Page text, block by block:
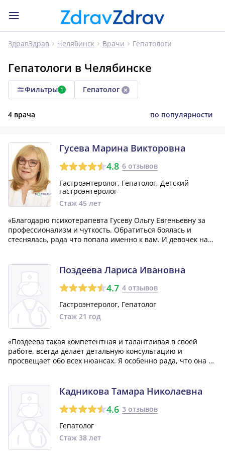
ЗдравЗдрав Челябинск Врачи Гепатологи
Гепатологи в Челябинске
Фильтры 1 Гепатолог
4 врача по популярности
Гусева Марина Викторовна
4.8 6 отзывов
Гастроэнтеролог, Гепатолог, Детский
гастроэнтеролог
Стаж 45 лет
«Благодарю психотерапевта Гусеву Ольгу Евгеньевну за
профессионализм и чуткость. Обратиться боялась и
стеснялась, рада что попала именно к вам. И девочек на
Поздеева Лариса Ивановна
4.7 4 отзывов
Гастроэнтеролог, Гепатолог
Стаж 21 год
«Поздеева такая компетентная и талантливая в своей
работе, всегда делает детальную консультацию и
просвещает обо всех нюансах. Я особенно рада, что она не
благодарной за ее помощь!»Кадникова Тамара Николаевна
4.6 3 отзывов
Гепатолог
Стаж 38 лет